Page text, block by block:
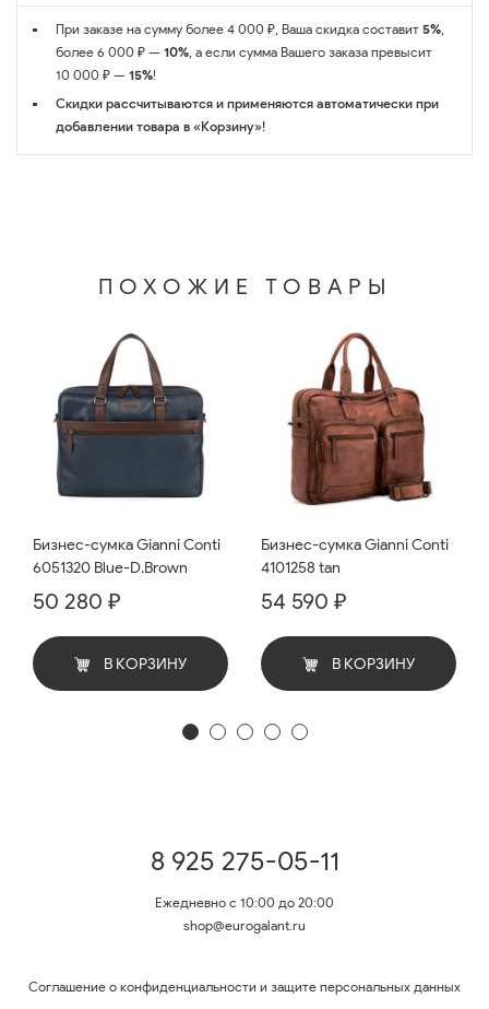
При заказе на сумму более 4 000 ₽, Ваша скидка составит 5%,
более 6 000 ₽ — 10%, а если сумма Вашего заказа превысит
10 000 ₽ — 15%!
Скидки рассчитываются и применяются автоматически при
добавлении товара в «Корзину»!
ПОХОЖИЕ ТОВАРЫ
Бизнес-сумка Gianni Conti
6051320 Blue-D.Brown
50 280 ₽
В КОРЗИНУ
Бизнес-сумка Gianni Conti
4101258 tan
54 590 ₽
В КОРЗИНУ
8 925 275-05-11
Ежедневно с 10:00 до 20:00
shop@eurogalant.ru
Соглашение о конфиденциальности и защите персональных данных